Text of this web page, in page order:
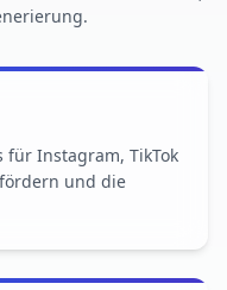
für Instagram, TikTok
und die